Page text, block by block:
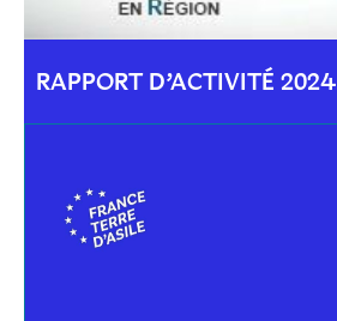
RAPPORT D’ACTIVITÉ 2024